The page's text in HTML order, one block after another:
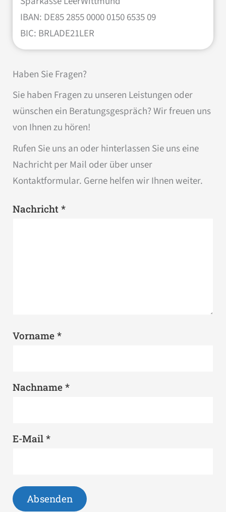
IBAN: DE85 2855 0000 0150 6535 09
BIC: BRLADE21LER
Haben Sie Fragen?
Sie haben Fragen zu unseren Leistungen oder
wünschen ein Beratungsgespräch? Wir freuen uns
von Ihnen zu hören!
Rufen Sie uns an oder hinterlassen Sie uns eine
Nachricht per Mail oder über unser
Kontaktformular. Gerne helfen wir Ihnen weiter.
Nachricht *
Vorname *
Nachname *
E-Mail *